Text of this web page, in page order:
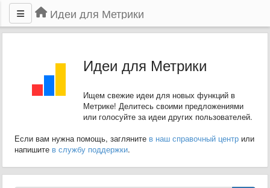
Идеи для Метрики
Идеи для Метрики
Ищем свежие идеи для новых функций в
Метрике! Делитесь своими предложениями
или голосуйте за идеи других пользователей.
Если вам нужна помощь, загляните в наш справочный центр или
напишите в службу поддержки.